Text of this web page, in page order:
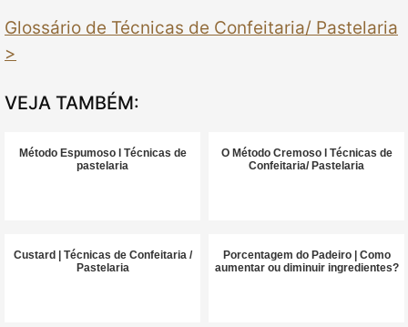
Glossário de Técnicas de Confeitaria/ Pastelaria
>
VEJA TAMBÉM:
Método Espumoso l Técnicas de
pastelaria
O Método Cremoso l Técnicas de
Confeitaria/ Pastelaria
Custard | Técnicas de Confeitaria /
Pastelaria
Porcentagem do Padeiro | Como
aumentar ou diminuir ingredientes?